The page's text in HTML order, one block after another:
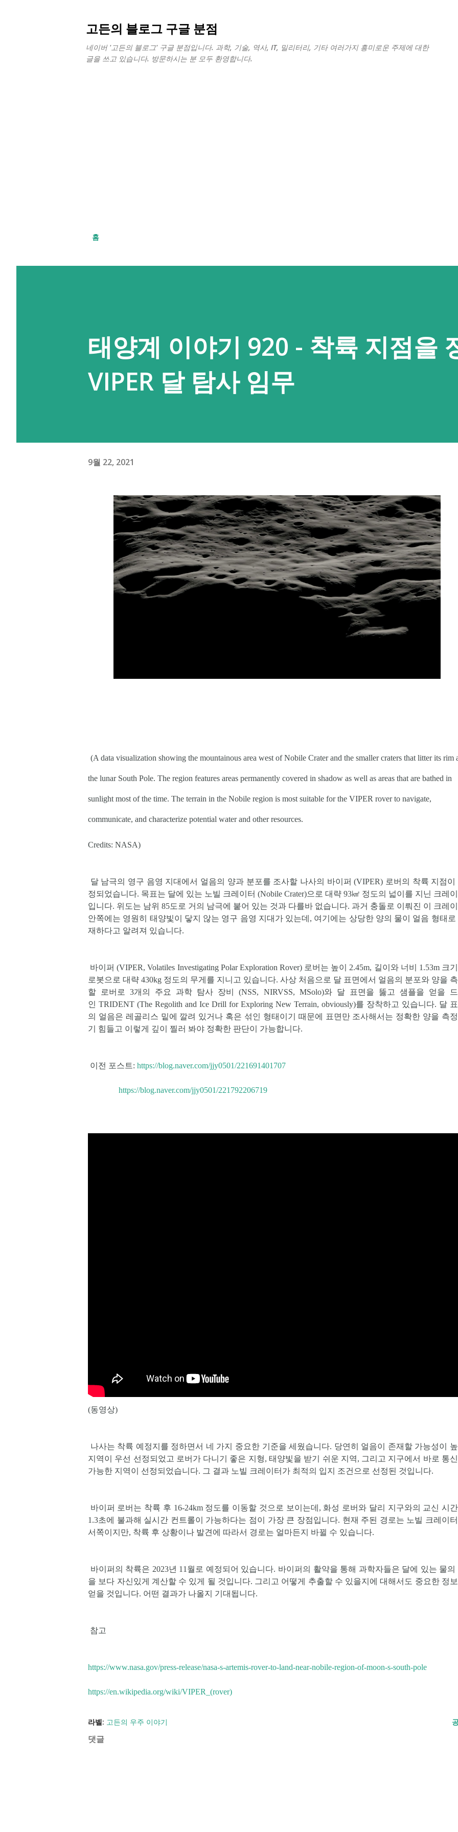
고든의 블로그 구글 분점
네이버 '고든의 블로그' 구글 분점입니다. 과학, 기술, 역사, IT, 밀리터리, 기타 여러가지 흥미로운 주제에 대한
글을 쓰고 있습니다. 방문하시는 분 모두 환영합니다.
홈
태양계 이야기 920 - 착륙 지점을
VIPER 달 탐사 임무
9월 22, 2021
(A data visualization showing the mountainous area west of Nobile Crater and the smaller craters that litter its rim
the lunar South Pole. The region features areas permanently covered in shadow as well as areas that are bathed in
sunlight most of the time. The terrain in the Nobile region is most suitable for the VIPER rover to navigate,
communicate, and characterize potential water and other resources.
Credits: NASA)
달 남극의 영구 음영 지대에서 얼음의 양과 분포를 조사할 나사의 바이퍼 (VIPER) 로버의 착륙 지점이
정되었습니다. 목표는 달에 있는 노빌 크레이터 (Nobile Crater)으로 대략 93㎢ 정도의 넓이를 지닌 크레
입니다. 위도는 남위 85도로 거의 남극에 붙어 있는 것과 다를바 없습니다. 과거 충돌로 이뤄진 이 크레
안쪽에는 영원히 태양빛이 닿지 않는 영구 음영 지대가 있는데, 여기에는 상당한 양의 물이 얼음 형태로
재하다고 알려져 있습니다.
바이퍼 (VIPER,Volatiles Investigating Polar Exploration Rover) 로버는 높이 2.45m, 길이와 너비 1.53m 크
로봇으로 대략 430kg 정도의 무게를 지니고 있습니다. 사상 처음으로 달 표면에서 얼음의 분포와 양을
할 로버로 3개의 주요 과학 탐사 장비 (NSS, NIRVSS, MSolo)와 달 표면을 뚫고 샘플을 얻을
인 TRIDENT (The Regolith and Ice Drill for Exploring New Terrain, obviously)를 장착하고 있습니다. 달
의 얼음은 레골리스 밑에 깔려 있거나 혹은 섞인 형태이기 때문에 표면만 조사해서는 정확한 양을 측
기 힘들고 이렇게 깊이 찔러 봐야 정확한 판단이 가능합니다.
이전 포스트: https://blog.naver.com/jjy0501/221691401707
https://blog.naver.com/jjy0501/221792206719
(동영상)
나사는 착륙 예정지를 정하면서 네 가지 중요한 기준을 세웠습니다. 당연히 얼음이 존재할 가능성이
지역이 우선 선정되었고 로버가 다니기 좋은 지형, 태양빛을 받기 쉬운 지역, 그리고 지구에서 바로 통
가능한 지역이 선정되었습니다. 그 결과 노빌 크레이터가 최적의 입지 조건으로 선정된 것입니다.
바이퍼 로버는 착륙 후 16-24km 정도를 이동할 것으로 보이는데, 화성 로버와 달리 지구와의 교신 시
1.3초에 불과해 실시간 컨트롤이 가능하다는 점이 가장 큰 장점입니다. 현재 주된 경로는 노빌 크레이
서쪽이지만, 착륙 후 상황이나 발견에 따라서 경로는 얼마든지 바뀔 수 있습니다.
바이퍼의 착륙은 2023년 11월로 예정되어 있습니다. 바이퍼의 활약을 통해 과학자들은 달에 있는 물의
을 보다 자신있게 계산할 수 있게 될 것입니다. 그리고 어떻게 추출할 수 있을지에 대해서도 중요한 정
얻을 것입니다. 어떤 결과가 나올지 기대됩니다.
참고
https://www.nasa.gov/press-release/nasa-s-artemis-rover-to-land-near-nobile-region-of-moon-s-south-pole
https://en.wikipedia.org/wiki/VIPER_(rover)
라벨: 고든의 우주 이야기
댓글